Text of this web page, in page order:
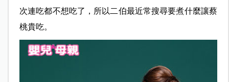
次連吃都不想吃了，所以二伯最近常搜尋要煮什麼讓蔡
桃貴吃。